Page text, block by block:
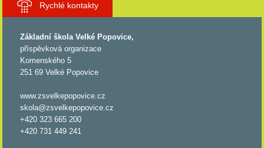
Rychlé kontakty
Základní škola Velké Popovice,
příspěvková organizace
Komenského 5
251 69 Velké Popovice
www.zsvelkepopovice.cz
skola@zsvelkepopovice.cz
+420 323 665 200
+420 731 449 241